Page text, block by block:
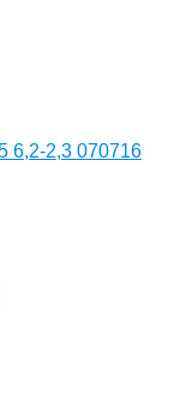
6,2-2,3 070716